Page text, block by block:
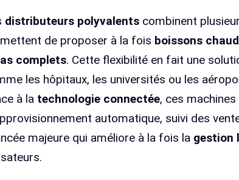
distributeurs polyvalents combinent
de proposer à la fois boissons
complets. Cette flexibilité en fait une
les hôpitaux, les universités ou les
à la technologie connectée, ces
automatique, suivi des
majeure qui améliore à la fois la gestion